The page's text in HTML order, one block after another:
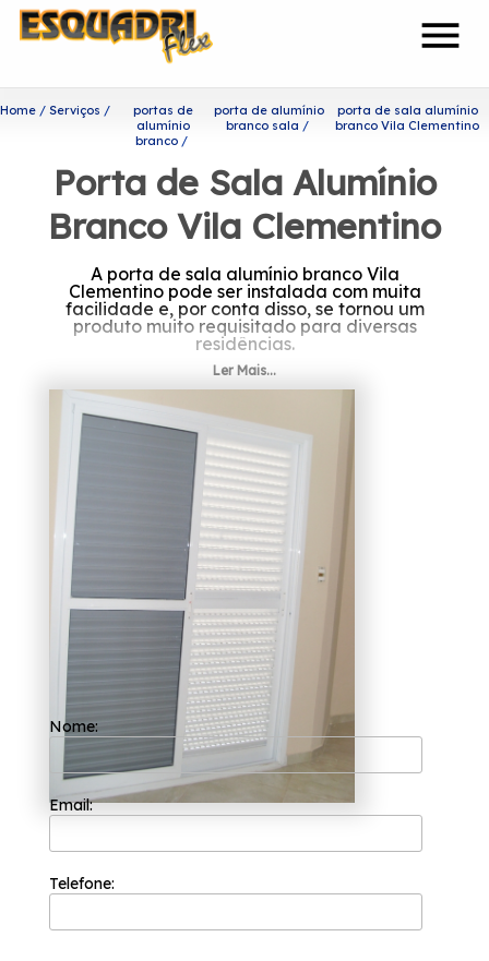
menu
Home Serviços
portas de
alumínio
branco
porta de alumínio
branco sala
porta de sala alumínio
branco Vila Clementino
Porta de Sala Alumínio
Branco Vila Clementino
A porta de sala alumínio branco Vila
Clementino pode ser instalada com muita
facilidade e, por conta disso, se tornou um
produto muito requisitado para diversas
residências.
À procura de porta de sala
alumínio branco Vila
Clementino?
Tendo a sua organização focada nos
resultados positivos e na segurança, a
Esquadriflex é capaz de garantir o melhor
custo benefício para seus clientes. Sua equipe
de profissionais é formada somente por
colaboradores competentes que buscam a
total satisfação do cliente em cada pedido e
a maior inovação e evolução dos processos.
Optou por porta de sala alumínio branco Vila
Clementino? Saiba que com a Esquadriflex
você pode achar serviços como o de portas
de alumínio é uma ótima escolha, inovadora
e prática para seu lar pois são boas para
dividir ambientes e permitem que uma
grande parte da claridade natural seja
aproveitada, entre outras opções que são
oferecidas para a sua necessidade. Não
deixe de entrar em contato para obter mais
informações sobre cada opção oferecida
Ler Mais...
Nome:
Email:
Telefone: